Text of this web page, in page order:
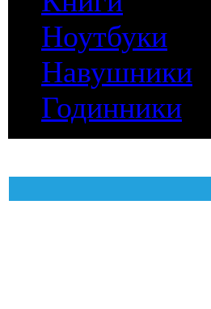
Ноутбуки
Навушники
Годинники